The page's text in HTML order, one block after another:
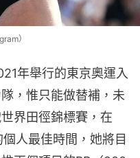
）
年舉行的東京奧運入
，惟只能做替補，未
界田徑錦標賽，在
人最佳時間，她將目